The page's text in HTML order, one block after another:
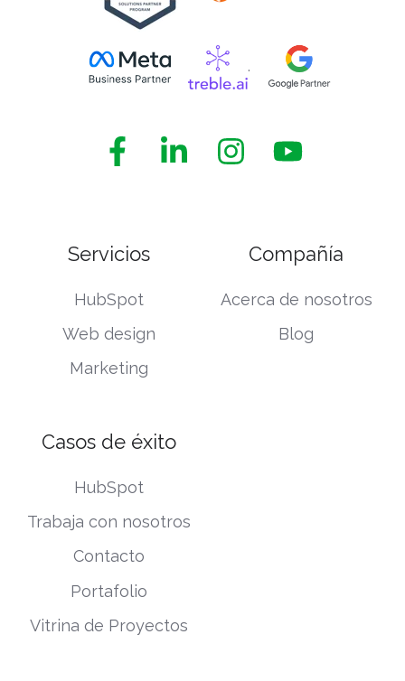
.
FacebookLinkedinInstagramYoutube
Servicios
HubSpot
Web design
Marketing
Compañía
Acerca de nosotros
Blog
Casos de éxito
HubSpot
Trabaja con nosotros
Contacto
Portafolio
Vitrina de Proyectos